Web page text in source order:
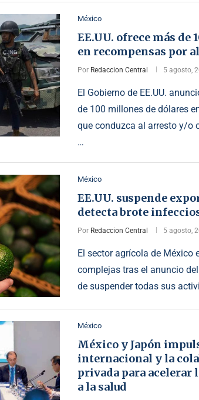
México
EE.UU. ofrece más
en recompensas por
Por Redaccion Central 5 agosto,
El Gobierno de EE.UU.
de 100 millones de dólares
que conduzca al arresto y/o
…
México
EE.UU. suspende
detecta brote
Por Redaccion Central 5 agosto,
El sector agrícola de México
complejas tras el anuncio
de suspender todas sus
México
México y Japón
internacional y la
privada para acelerar
a la salud